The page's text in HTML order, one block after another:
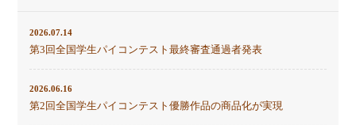
2026.07.14
第3回全国学生パイコンテスト最終審査通過者発表
2026.06.16
第2回全国学生パイコンテスト優勝作品の商品化が実現